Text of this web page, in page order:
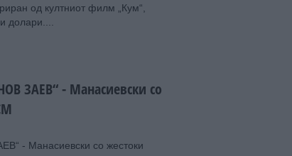
од култниот филм „Кум“,
долари....
ЗАЕВ“ - Манасиевски со
- Манасиевски со жестоки